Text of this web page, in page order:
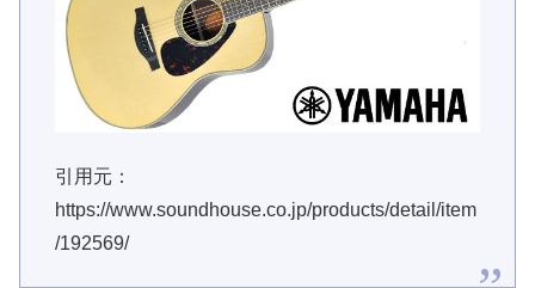
引用元：
https://www.soundhouse.co.jp/products/detail/item
/192569/